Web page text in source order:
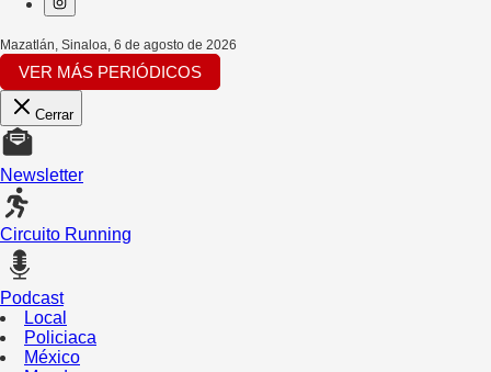
Mazatlán, Sinaloa, 6 de agosto de 2026
VER MÁS PERIÓDICOS
Cerrar
Newsletter
Circuito Running
Podcast
Local
Policiaca
México